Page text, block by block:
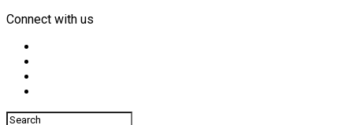
Connect with us